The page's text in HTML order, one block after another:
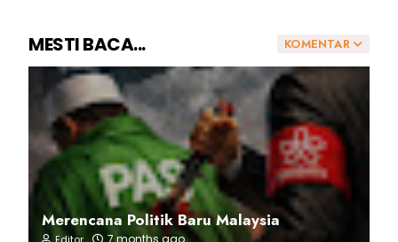
KOMENTAR
MESTI BACA...
Merencana Politik Baru Malaysia